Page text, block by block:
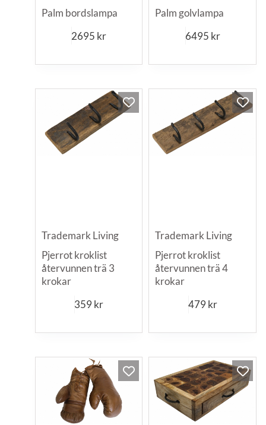
Palm bordslampa
2695 kr
Palm golvlampa
6495 kr
Trademark Living
Pjerrot kroklist
återvunnen trä 3
krokar
359kr
Trademark Living
Pjerrot kroklist
återvunnen trä 4
krokar
479kr